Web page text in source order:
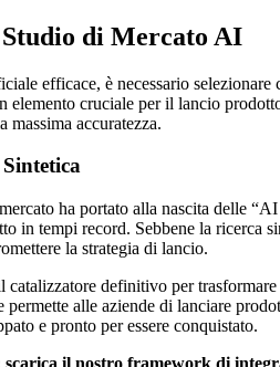
di Mercato AI
efficace, è necessario
elemento cruciale per il lancio
accuratezza.
ha portato alla nascita delle
in tempi record. Sebbene la
la strategia di lancio.
definitivo per
alle aziende di lanciare
e pronto per essere conquistato.
il nostro framework di